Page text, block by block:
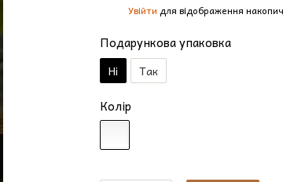
Увійти для відображення
Подарункова упаковка
Ні Так
Колір